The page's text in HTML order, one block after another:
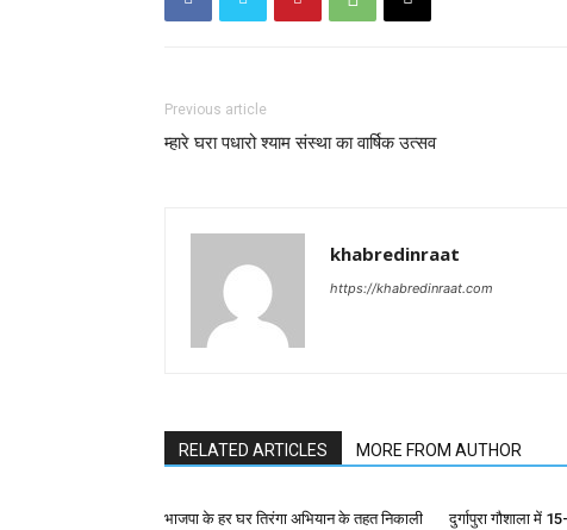
Previous article
म्हारे घरा पधारो श्याम संस्था का वार्षिक उत्सव
khabredinraat
https://khabredinraat.com
RELATED ARTICLES MORE FROM AUTHOR
भाजपा के हर घर तिरंगा अभियान के तहत निकाली
दुर्गापुरा गौशाला में